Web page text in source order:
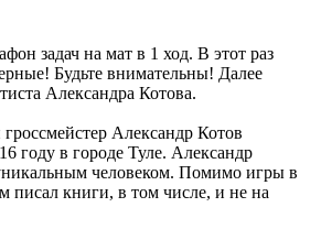
задач на мат в 1 ход. В этот раз
Будьте внимательны! Далее
Александра Котова.
Александр Котов
году в городе Туле. Александр
человеком. Помимо игры в
писал книги, в том числе, и не на